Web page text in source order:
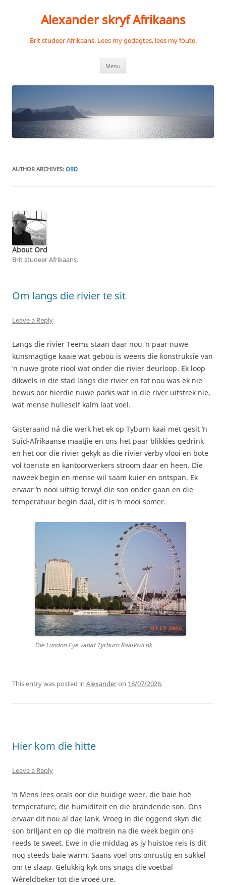
Alexander skryf Afrikaans
Brit studeer Afrikaans. Lees my gedagtes, lees my foute.
Menu
AUTHOR ARCHIVES: ORD
About Ord
Brit studeer Afrikaans.
Om langs die rivier te sit
Leave a Reply
Langs die rivier Teems staan daar nou ‘n paar nuwe
kunsmagtige kaaie wat gebou is weens die konstruksie van
‘n nuwe grote riool wat onder die rivier deurloop. Ek loop
dikwels in die stad langs die rivier en tot nou was ek nie
bewus oor hierdie nuwe parks wat in die river uitstrek nie,
wat mense hulleself kalm laat voel.
Gisteraand ná die werk het ek op Tyburn kaai met gesit ‘n
Suid-Afrikaanse maatjie en ons het paar blikkies gedrink
en het oor die rivier gekyk as die rivier verby vlooi en bote
vol toeriste en kantoorwerkers stroom daar en heen. Die
naweek begin en mense wil saam kuier en ontspan. Ek
ervaar ‘n nooi uitsig terwyl die son onder gaan en die
temperatuur begin daal, dit is ‘n mooi somer.
Die London Eye vanaf Tyrburn KaaiViviLnk
This entry was posted in Alexanderon 18/07/2026.
Hier kom die hitte
Leave a Reply
‘n Mens lees orals oor die huidige weer, die baie hoë
temperature, die humiditeit en die brandende son. Ons
ervaar dit nou al dae lank. Vroeg in die oggend skyn die
son briljant en op die moltrein na die week begin ons
reeds te sweet. Ewe in die middag as jy huistoe reis is dit
nog steeds baie warm. Saans voel ons onrustig en sukkel
om te slaap. Gelukkig kyk ons snags die voetbal
Wêreldbeker tot die vroeë ure.